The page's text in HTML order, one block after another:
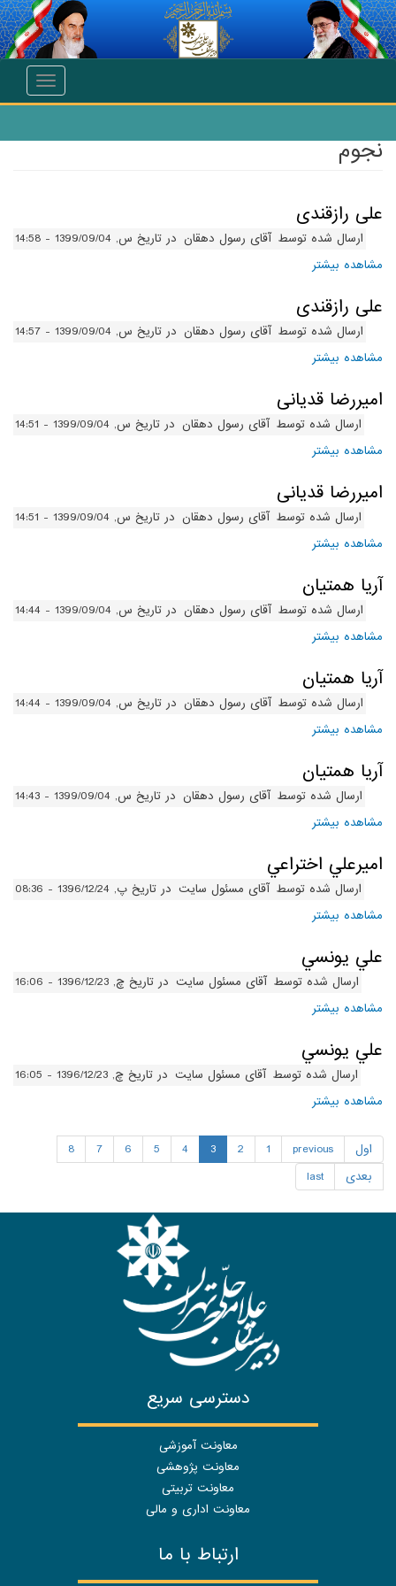
انتقال به محتوای اصلی
Toggle
نجوم
علی رازقندی
ارسال شده توسط آقای رسول دهقان در تاریخ س, 1399/09/04 - 14:58
مشاهده بیشتر
علی رازقندی
ارسال شده توسط آقای رسول دهقان در تاریخ س, 1399/09/04 - 14:57
مشاهده بیشتر
امیررضا قدیانی
ارسال شده توسط آقای رسول دهقان در تاریخ س, 1399/09/04 - 14:51
مشاهده بیشتر
امیررضا قدیانی
ارسال شده توسط آقای رسول دهقان در تاریخ س, 1399/09/04 - 14:51
مشاهده بیشتر
آریا همتیان
ارسال شده توسط آقای رسول دهقان در تاریخ س, 1399/09/04 - 14:44
مشاهده بیشتر
آریا همتیان
ارسال شده توسط آقای رسول دهقان در تاریخ س, 1399/09/04 - 14:44
مشاهده بیشتر
آریا همتیان
ارسال شده توسط آقای رسول دهقان در تاریخ س, 1399/09/04 - 14:43
مشاهده بیشتر
اميرعلي اختراعي
ارسال شده توسط آقای مسئول سایت در تاریخ پ, 1396/12/24 - 08:36
مشاهده بیشتر
علي يونسي
ارسال شده توسط آقای مسئول سایت در تاریخ چ, 1396/12/23 - 16:06
مشاهده بیشتر
علي يونسي
ارسال شده توسط آقای مسئول سایت در تاریخ چ, 1396/12/23 - 16:05
مشاهده بیشتر
اول previous
1
2
3
4
5
6
7
8
بعدی
last
دسترسی سریع
معاونت آموزشی
معاونت پژوهشی
معاونت تربیتی
معاونت اداری و مالی
ارتباط با ما